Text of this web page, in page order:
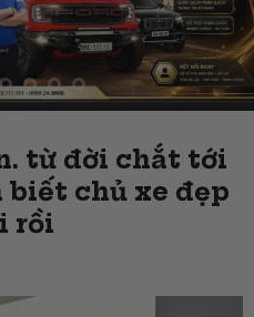
từ đời chắt tới
biết chủ xe đẹp
rồi